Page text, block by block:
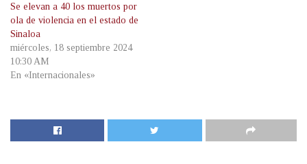
Se elevan a 40 los muertos por
ola de violencia en el estado de
Sinaloa
miércoles, 18 septiembre 2024
10:30 AM
En «Internacionales»